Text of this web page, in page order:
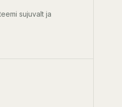
sujuvalt ja